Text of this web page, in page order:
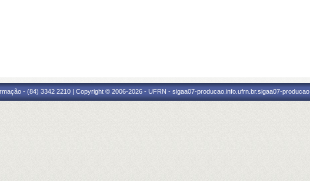
- (84) 3342 2210 | Copyright © 2006-2026 - UFRN - sigaa07-producao.info.ufrn.br.sigaa07-producao